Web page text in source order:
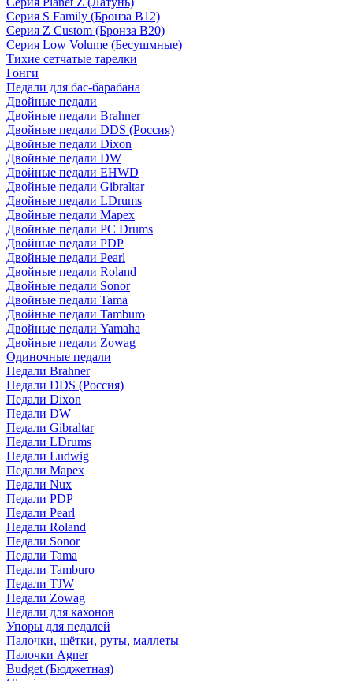
Серия S Family (Бронза B12)
Серия Z Custom (Бронза B20)
Серия Low Volume (Бесушмные)
Тихие сетчатые тарелки
Гонги
Педали для бас-барабана
Двойные педали
Двойные педали Brahner
Двойные педали DDS (Россия)
Двойные педали Dixon
Двойные педали DW
Двойные педали EHWD
Двойные педали Gibraltar
Двойные педали LDrums
Двойные педали Mapex
Двойные педали PC Drums
Двойные педали PDP
Двойные педали Pearl
Двойные педали Roland
Двойные педали Sonor
Двойные педали Tama
Двойные педали Tamburo
Двойные педали Yamaha
Двойные педали Zowag
Одиночные педали
Педали Brahner
Педали DDS (Россия)
Педали Dixon
Педали DW
Педали Gibraltar
Педали LDrums
Педали Ludwig
Педали Mapex
Педали Nux
Педали PDP
Педали Pearl
Педали Roland
Педали Sonor
Педали Tama
Педали Tamburo
Педали TJW
Педали Zowag
Педали для кахонов
Упоры для педалей
Палочки, щётки, руты, маллеты
Палочки Agner
Budget (Бюджетная)